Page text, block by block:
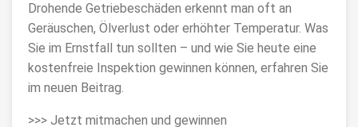
Drohende Getriebeschäden erkennt man oft an
Geräuschen, Ölverlust oder erhöhter Temperatur. Was
Sie im Ernstfall tun sollten – und wie Sie heute eine
kostenfreie Inspektion gewinnen können, erfahren Sie
im neuen Beitrag.
>>> Jetzt mitmachen und gewinnen